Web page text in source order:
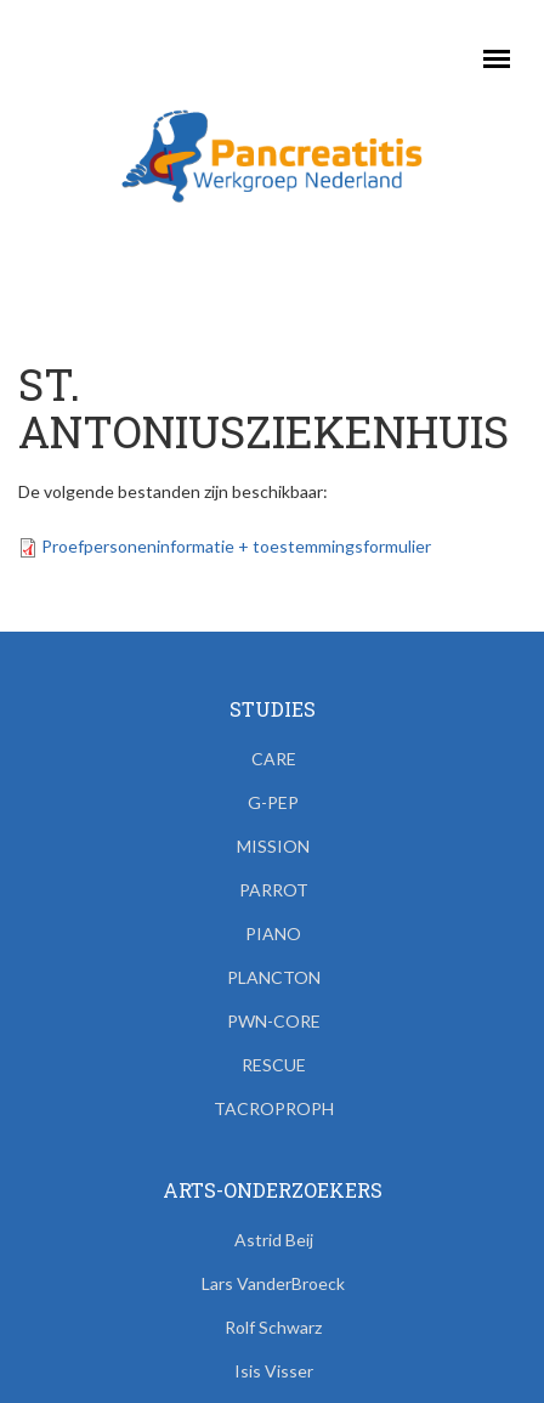
ST.
ANTONIUSZIEKENHUIS
De volgende bestanden zijn beschikbaar:
Proefpersoneninformatie + toestemmingsformulier
STUDIES
CARE
G-PEP
MISSION
PARROT
PIANO
PLANCTON
PWN-CORE
RESCUE
TACROPROPH
ARTS-ONDERZOEKERS
Astrid Beij
Lars VanderBroeck
Rolf Schwarz
Isis Visser